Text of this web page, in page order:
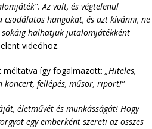
Az volt, és végtelenül
hangokat, és azt kívánni, ne
sokáig halhatjuk jutalomjátékként
videóhoz.
méltatva így fogalmazott: „Hiteles,
koncert, fellépés, műsor, riport!”
életművét és munkásságát! Hogy
egy emberként szereti az összes